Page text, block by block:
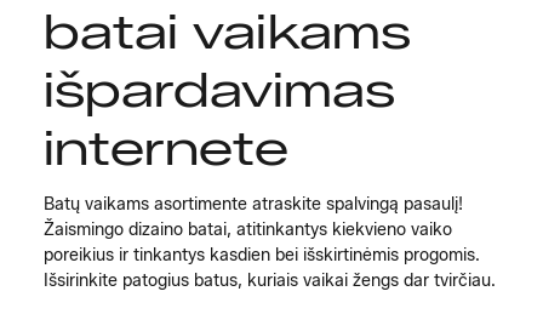
batai vaikams
išpardavimas
internete
Batų vaikams asortimente atraskite spalvingą pasaulį!
Žaismingo dizaino batai, atitinkantys kiekvieno vaiko
poreikius ir tinkantys kasdien bei išskirtinėmis progomis.
Išsirinkite patogius batus, kuriais vaikai žengs dar tvirčiau.